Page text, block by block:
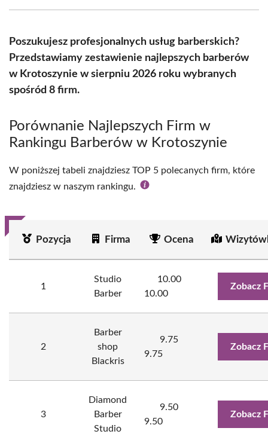
(Twitter)
Poszukujesz profesjonalnych usług barberskich?
Przedstawiamy zestawienie najlepszych barberów
w Krotoszynie w sierpniu 2026 roku wybranych
spośród 8 firm.
Porównanie Najlepszych Firm w
Rankingu Barberów w Krotoszynie
W poniższej tabeli znajdziesz TOP 5 polecanych firm, które
znajdziesz w naszym rankingu.
Pozycja Firma Ocena
1
Studio
Barber
10.00
10.00
Zobacz
2
Barber
shop
Blackris
9.75
9.75
Zobacz
3
Diamond
Barber
Studio
9.50
9.50
Zobacz